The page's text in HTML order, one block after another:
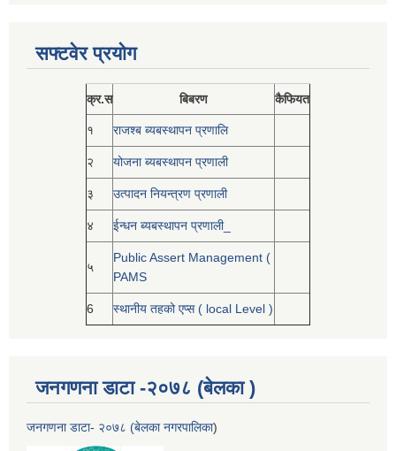
सफ्टवेर प्रयोग
क्र.स बिबरण कैफियत
१ राजश्ब ब्यबस्थापन प्रणालि
२ योजना ब्यबस्थापन प्रणाली
३ उत्पादन नियन्त्रण प्रणाली
४ ईन्धन ब्यबस्थापन प्रणाली_
५
Public Assert Management (
PAMS
6 स्थानीय तहको एप्स ( local Level )
जनगणना डाटा -२०७८ (बेलका )
जनगणना डाटा- २०७८ (बेलका नगरपालिका)